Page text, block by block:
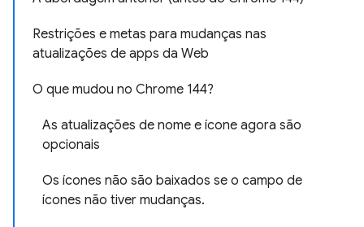
Restrições e metas para mudanças nas
atualizações de apps da Web
O que mudou no Chrome 144?
As atualizações de nome e ícone agora são
opcionais
Os ícones não são baixados se o campo de
ícones não tiver mudanças.